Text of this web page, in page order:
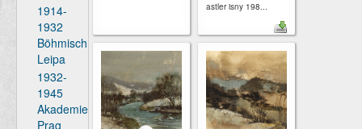
1914-
1932
Böhmisch
Leipa
1932-
1945
Akademie
Prag
astler isny 198...